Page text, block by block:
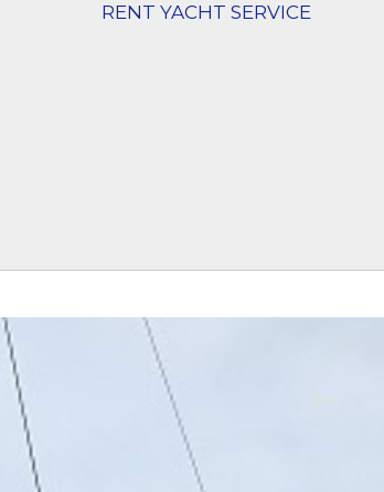
RENT YACHT SERVICE